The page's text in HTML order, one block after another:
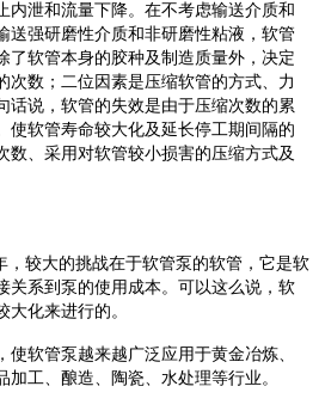
内泄和流量下降。在不考虑输送介质和
送强研磨性介质和非研磨性粘液，软管
了软管本身的胶种及制造质量外，决定
次数；二位因素是压缩软管的方式、力
话说，软管的失效是由于压缩次数的累
使软管寿命较大化及延长停工期间隔的
数、采用对软管较小损害的压缩方式及
，较大的挑战在于软管泵 的软管，它是软
关系到泵的使用成本。可以这么说， 软
大化来进行的。
使软管泵 越来越广泛应用于黄金冶炼、
工、酿造、陶瓷、水处理等行业。